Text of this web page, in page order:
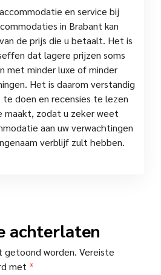
en service bij
in Brabant kan
de prijs die u betaalt. Het is
dat lagere prijzen soms
met minder luxe of minder
Het is daarom verstandig
doen en recensies te lezen
maakt, zodat u zeker weet
aan uw verwachtingen
verblijf zult hebben.
achterlaten
getoond worden. Vereiste
met *